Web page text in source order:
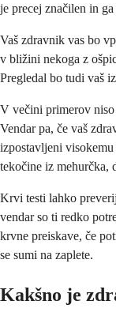
je precej značilen in
Vaš zdravnik vas bo
v bližini nekoga z
Pregledal bo tudi vaš
V večini primerov niso
Vendar pa, če vaš
izpostavljeni
tekočine iz mehurčka,
Krvi testi lahko
vendar so ti redko
krvne preiskave, če
se sumi na zaplete.
Kakšno je